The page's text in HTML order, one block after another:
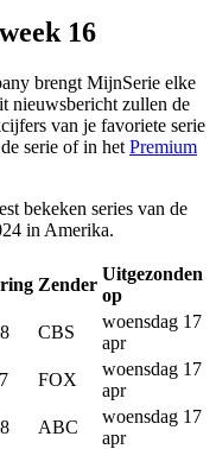
16
brengt MijnSerie elke
nieuwsbericht zullen de
van je favoriete serie
serie of in het Premium
bekeken series van de
in Amerika.
Zender
Uitgezonden
op
CBS
woensdag 17
apr
FOX
woensdag 17
apr
ABC
woensdag 17
apr